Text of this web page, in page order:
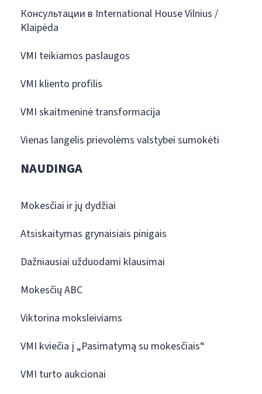
Консультации в International House Vilnius /
Klaipėda
VMI teikiamos paslaugos
VMI kliento profilis
VMI skaitmeninė transformacija
Vienas langelis prievolėms valstybei sumokėti
NAUDINGA
Mokesčiai ir jų dydžiai
Atsiskaitymas grynaisiais pinigais
Dažniausiai užduodami klausimai
Mokesčių ABC
Viktorina moksleiviams
VMI kviečia į „Pasimatymą su mokesčiais“
VMI turto aukcionai